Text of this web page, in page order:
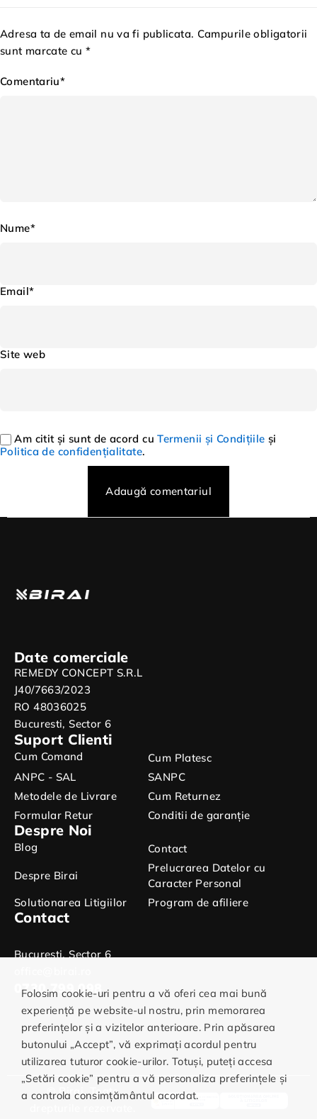
Adresa ta de email nu va fi publicata. Campurile obligatorii
sunt marcate cu *
Comentariu*
Nume*
Email*
Site web
Am citit și sunt de acord cuTermenii și Condițiile și
Politica de confidențialitate.
Adaugă comentariul
Date comerciale
REMEDY CONCEPT S.R.L
J40/7663/2023
RO 48036025
Bucuresti, Sector 6
Suport Clienti
Cum Comand
Cum Platesc
ANPC - SAL
SANPC
Metodele de Livrare
Cum Returnez
Formular Retur
Conditii de garanție
Despre Noi
Blog
Contact
Despre Birai
Prelucrarea Datelor cu
Caracter Personal
Solutionarea Litigiilor
Program de afiliere
Contact
Bucuresti, Sector 6
0730.799.098
© Birai. Toate
Folosim cookie-uri pentru a vă oferi cea mai bună
experiență pe website-ul nostru, prin memorarea
preferințelor și a vizitelor anterioare. Prin apăsarea
butonului „Accept”, vă exprimați acordul pentru
utilizarea tuturor cookie-urilor. Totuși, puteți accesa
„Setări cookie” pentru a vă personaliza preferințele și
a controla consimțământul acordat.